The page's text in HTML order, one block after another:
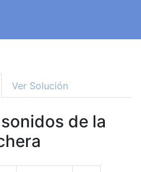
Ver Solución
de la